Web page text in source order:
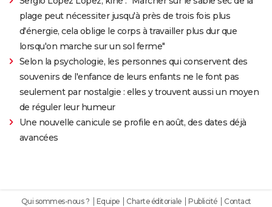
plage peut nécessiter jusqu'à près de trois fois plus
d'énergie, cela oblige le corps à travailler plus dur que
lorsqu'on marche sur un sol ferme"
Selon la psychologie, les personnes qui conservent des
souvenirs de l'enfance de leurs enfants ne le font pas
seulement par nostalgie : elles y trouvent aussi un moyen
de réguler leur humeur
Une nouvelle canicule se profile en août, des dates déjà
avancées
Qui sommes-nous ? Equipe Charte éditoriale Publicité Contact